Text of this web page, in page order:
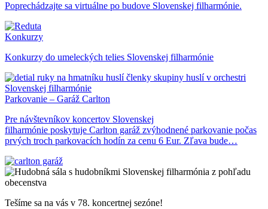
Poprechádzajte sa virtuálne po budove Slovenskej filharmónie.
Konkurzy
Konkurzy do umeleckých telies Slovenskej filharmónie
Parkovanie – Garáž Carlton
Pre návštevníkov koncertov Slovenskej
filharmónie poskytuje Carlton garáž zvýhodnené parkovanie počas
prvých troch parkovacích hodín za cenu 6 Eur. Zľava bude…
Tešíme sa na vás v 78. koncertnej sezóne!